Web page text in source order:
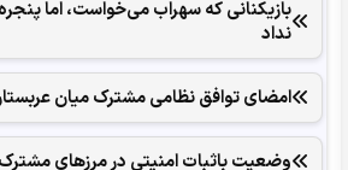
بازیکنانی که سهراب می‌خواست، اما
نداد
امضای توافق نظامی مشترک میان
وضعیت باثبات امنیتی در مرزهای